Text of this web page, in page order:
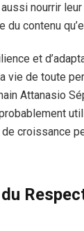
nourrir
du contenu
et
vie de toute
Attanasio
croissance